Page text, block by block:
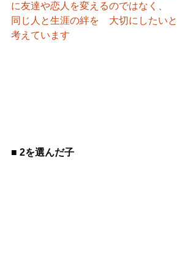
に友達や恋人を変えるのではなく、
同じ人と生涯の絆を　大切にしたいと
考えています
■ 2を選んだ子